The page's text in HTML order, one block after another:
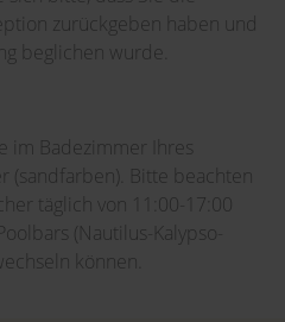
zurückgeben haben und
beglichen wurde.
im Badezimmer Ihres
Bitte beachten
täglich von 11:00-17:00
(Nautilus-Kalypso-
können.